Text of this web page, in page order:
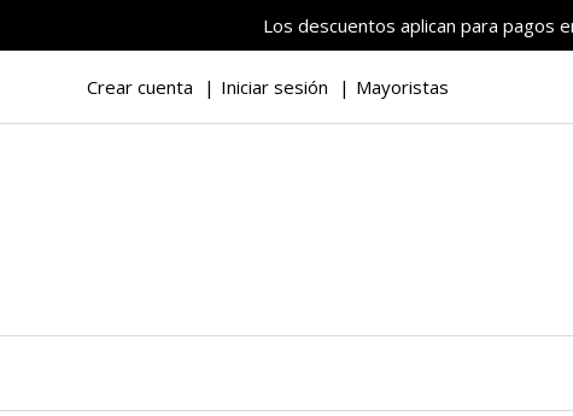
Los descuentos aplican para pagos
Crear cuenta Iniciar sesión Mayoristas